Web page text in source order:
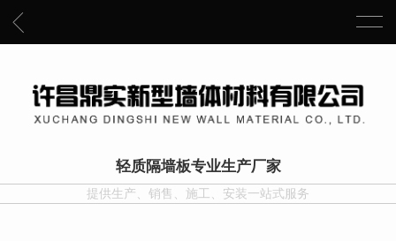
轻质隔墙板专业生产厂家
提供生产、销售、施工、安装一站式服务